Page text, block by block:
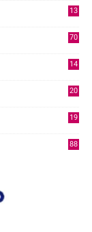
13
70
14
20
19
88